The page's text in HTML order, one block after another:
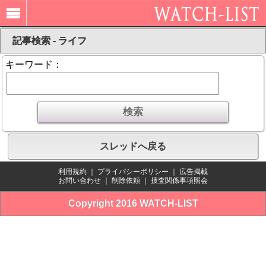
記事検索 - ライフ
キーワード：
スレッドへ戻る
利用規約 プライバシーポリシー
広告掲載
お問い合わせ
削除依頼 捜査関係事項照会
Copyright 2016 WATCH-LIST